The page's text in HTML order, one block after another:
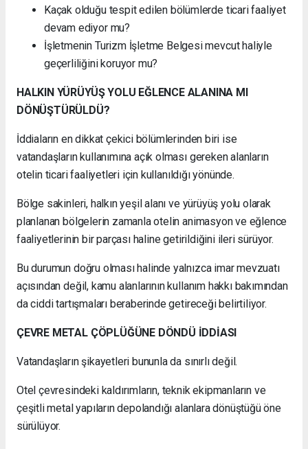
Kaçak olduğu tespit edilen bölümlerde ticari faaliyet
devam ediyor mu?
İşletmenin Turizm İşletme Belgesi mevcut haliyle
geçerliliğini koruyor mu?
HALKIN YÜRÜYÜŞ YOLU EĞLENCE ALANINA MI
DÖNÜŞTÜRÜLDÜ?
İddiaların en dikkat çekici bölümlerinden biri ise
vatandaşların kullanımına açık olması gereken alanların
otelin ticari faaliyetleri için kullanıldığı yönünde.
Bölge sakinleri, halkın yeşil alanı ve yürüyüş yolu olarak
planlanan bölgelerin zamanla otelin animasyon ve eğlence
faaliyetlerinin bir parçası haline getirildiğini ileri sürüyor.
Bu durumun doğru olması halinde yalnızca imar mevzuatı
açısından değil, kamu alanlarının kullanım hakkı bakımından
da ciddi tartışmaları beraberinde getireceği belirtiliyor.
ÇEVRE METAL ÇÖPLÜĞÜNE DÖNDÜ İDDİASI
Vatandaşların şikayetleri bununla da sınırlı değil.
Otel çevresindeki kaldırımların, teknik ekipmanların ve
çeşitli metal yapıların depolandığı alanlara dönüştüğü öne
sürülüyor.